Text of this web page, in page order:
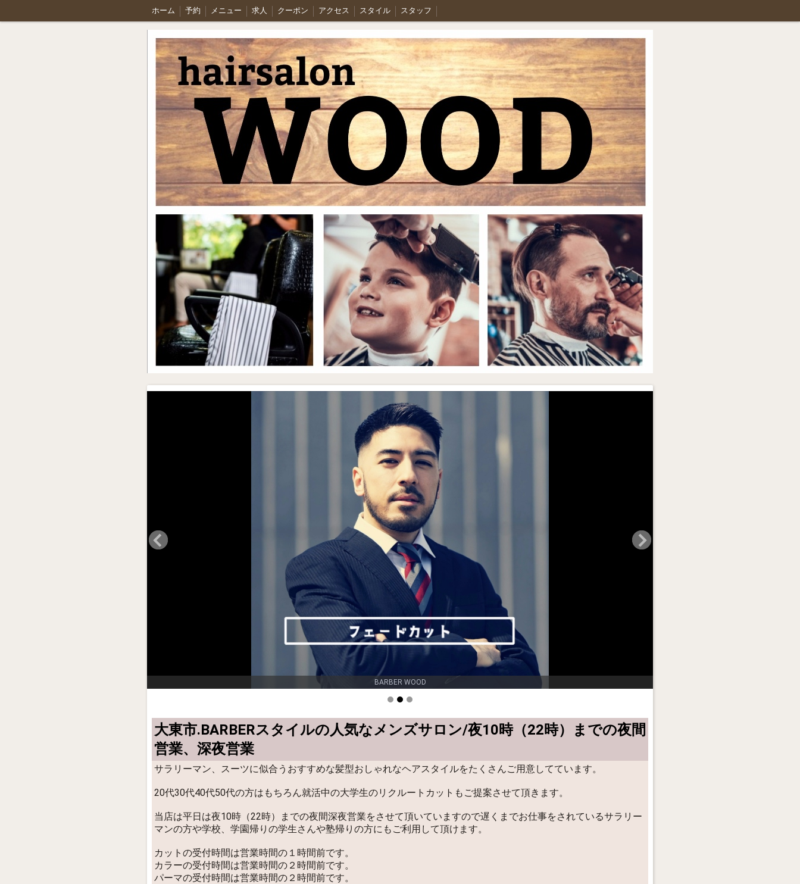
ホーム 予約 メニュー 求人 クーポン アクセス スタイル スタッフ
BARBER WOOD
大東市.BARBERスタイルの人気なメンズサロン/夜10時（22時）までの夜間
営業、深夜営業
サラリーマン、スーツに似合うおすすめな髪型おしゃれなヘアスタイルをたくさんご用意してています。
20代30代40代50代の方はもちろん就活中の大学生のリクルートカットもご提案させて頂きます。
当店は平日は夜10時（22時）までの夜間深夜営業をさせて頂いていますので遅くまでお仕事をされているサラリー
マンの方や学校、学園帰りの学生さんや塾帰りの方にもご利用して頂けます。
カットの受付時間は営業時間の１時間前です。
カラーの受付時間は営業時間の２時間前です。
パーマの受付時間は営業時間の２時間前です。